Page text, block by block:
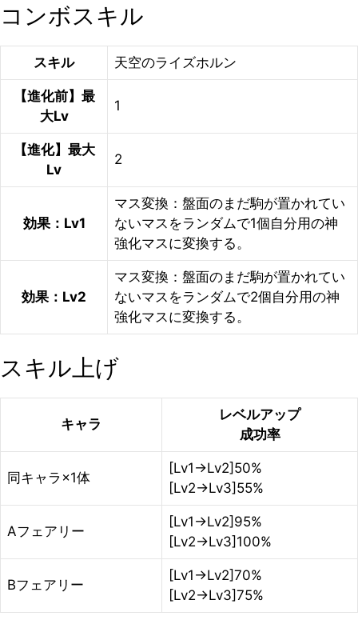
コンボスキル
スキル 天空のライズホルン
【進化前】最
大Lv
1
【進化】最大
Lv
2
効果：Lv1
マス変換：盤面のまだ駒が置かれてい
ないマスをランダムで1個自分用の神
強化マスに変換する。
効果：Lv2
マス変換：盤面のまだ駒が置かれてい
ないマスをランダムで2個自分用の神
強化マスに変換する。
スキル上げ
キャラ
レベルアップ
成功率
同キャラ×1体
[Lv1→Lv2]50%
[Lv2→Lv3]55%
Aフェアリー
[Lv1→Lv2]95%
[Lv2→Lv3]100%
Bフェアリー
[Lv1→Lv2]70%
[Lv2→Lv3]75%